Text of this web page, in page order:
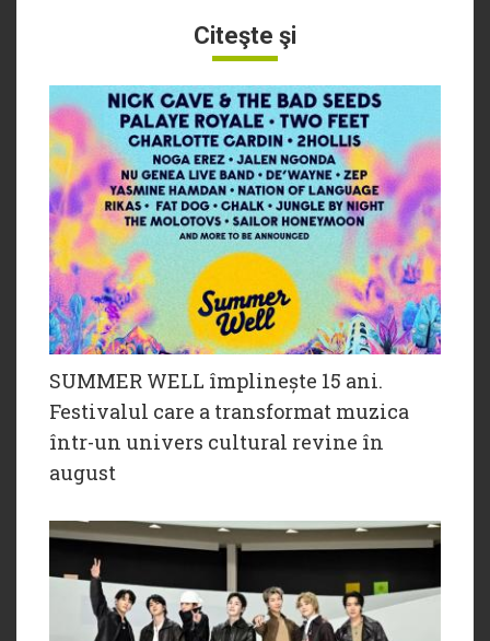
Citeşte şi
SUMMER WELL împlinește 15 ani.
Festivalul care a transformat muzica
într-un univers cultural revine în
august